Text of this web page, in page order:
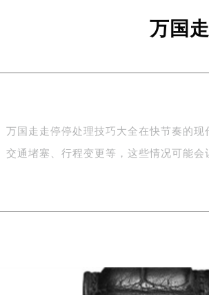
万国
万国走走停停处理技巧大全在快节奏的
交通堵塞、行程变更等，这些情况可能